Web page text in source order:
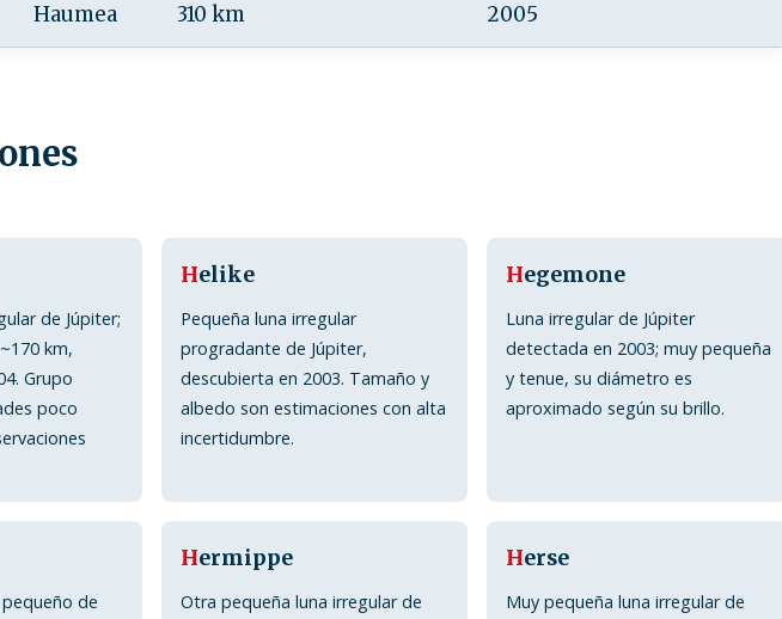
Haumea 310 km 2005
de Júpiter;
km,
Grupo
poco
Helike
Pequeña luna irregular
progradante de Júpiter,
descubierta en 2003. Tamaño y
albedo son estimaciones con alta
incertidumbre.
Hegemone
Luna irregular de Júpiter
detectada en 2003; muy pequeña
y tenue, su diámetro es
aproximado según su brillo.
de
Hermippe
Otra pequeña luna irregular de
Herse
Muy pequeña luna irregular de